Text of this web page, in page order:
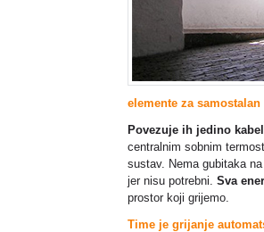
elemente za samostalan
Povezuje ih jedino
centralnim sobnim
sustav. Nema gubitaka
jer nisu potrebni. Sva
prostor koji grijemo.
Time je grijanje